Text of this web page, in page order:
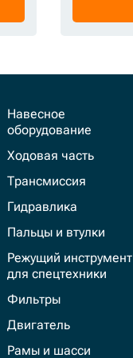
Навесное
оборудование
Ходовая часть
Трансмиссия
Гидравлика
Пальцы и втулки
Режущий инструмент
для спецтехники
Фильтры
Двигатель
Рамы и шасси